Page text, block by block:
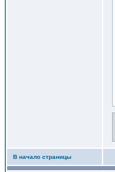
В начало страницы